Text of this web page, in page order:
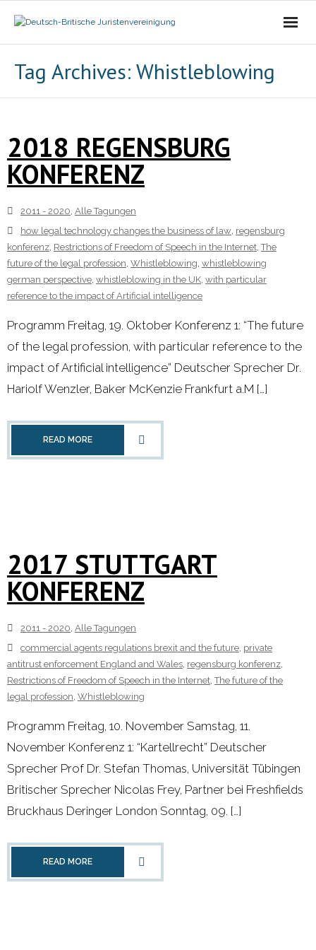
- Der Vorstand
- Ziele
Alle Tagungen
- 2021 - 2025
- 2000 - 2010
Kontakt
Tag Archives: Whistleblowing
2018 REGENSBURG
KONFERENZ
2011 - 2020, Alle Tagungen
how legal technology changes the business of law, regensburg
konferenz, Restrictions of Freedom of Speech in the Internet,The
future of the legal profession, Whistleblowing, whistleblowing
german perspective, whistleblowing in the UK, with particular
reference to the impact of Artificial intelligence
Programm Freitag, 19. Oktober Konferenz 1: “The future
of the legal profession, with particular reference to the
impact of Artificial intelligence” Deutscher Sprecher Dr.
Hariolf Wenzler, Baker McKenzie Frankfurt a.M […]
READ MORE
2017 STUTTGART
KONFERENZ
2011 - 2020, Alle Tagungen
commercial agents regulations brexit and the future, private
antitrust enforcement England and Wales, regensburg konferenz,
Restrictions of Freedom of Speech in the Internet,The future of the
legal profession, Whistleblowing
Programm Freitag, 10. November Samstag, 11.
November Konferenz 1: “Kartellrecht” Deutscher
Sprecher Prof Dr. Stefan Thomas, Universität Tübingen
Britischer Sprecher Nicolas Frey, Partner bei Freshfields
Bruckhaus Deringer London Sonntag, 09. […]
READ MORE